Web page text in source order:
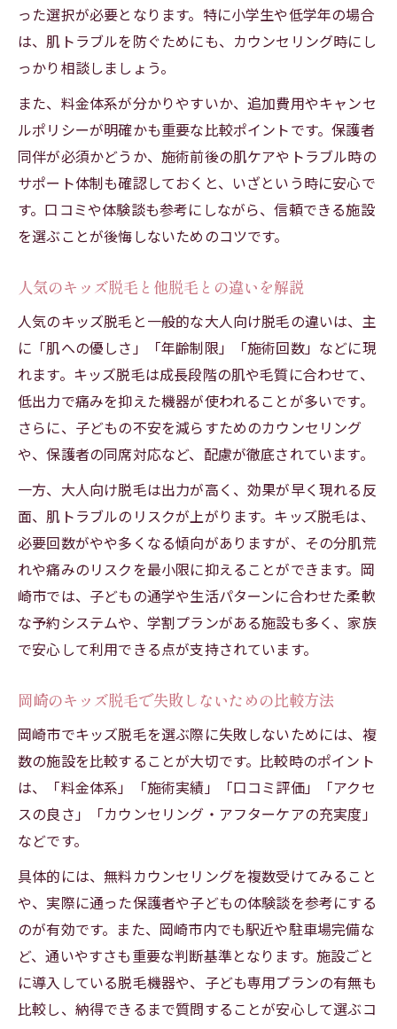
った選択が必要となります。特に小学生や低学年の場合
は、肌トラブルを防ぐためにも、カウンセリング時にし
っかり相談しましょう。
また、料金体系が分かりやすいか、追加費用やキャンセ
ルポリシーが明確かも重要な比較ポイントです。保護者
同伴が必須かどうか、施術前後の肌ケアやトラブル時の
サポート体制も確認しておくと、いざという時に安心で
す。口コミや体験談も参考にしながら、信頼できる施設
を選ぶことが後悔しないためのコツです。
人気のキッズ脱毛と他脱毛との違いを解説
人気のキッズ脱毛と一般的な大人向け脱毛の違いは、主
に「肌への優しさ」「年齢制限」「施術回数」などに現
れます。キッズ脱毛は成長段階の肌や毛質に合わせて、
低出力で痛みを抑えた機器が使われることが多いです。
さらに、子どもの不安を減らすためのカウンセリング
や、保護者の同席対応など、配慮が徹底されています。
一方、大人向け脱毛は出力が高く、効果が早く現れる反
面、肌トラブルのリスクが上がります。キッズ脱毛は、
必要回数がやや多くなる傾向がありますが、その分肌荒
れや痛みのリスクを最小限に抑えることができます。岡
崎市では、子どもの通学や生活パターンに合わせた柔軟
な予約システムや、学割プランがある施設も多く、家族
で安心して利用できる点が支持されています。
岡崎のキッズ脱毛で失敗しないための比較方法
岡崎市でキッズ脱毛を選ぶ際に失敗しないためには、複
数の施設を比較することが大切です。比較時のポイント
は、「料金体系」「施術実績」「口コミ評価」「アクセ
スの良さ」「カウンセリング・アフターケアの充実度」
などです。
具体的には、無料カウンセリングを複数受けてみること
や、実際に通った保護者や子どもの体験談を参考にする
のが有効です。また、岡崎市内でも駅近や駐車場完備な
ど、通いやすさも重要な判断基準となります。施設ごと
に導入している脱毛機器や、子ども専用プランの有無も
比較し、納得できるまで質問することが安心して選ぶコ